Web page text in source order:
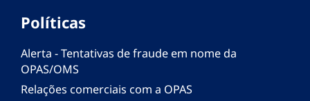
Políticas
Alerta - Tentativas de fraude em nome da
OPAS/OMS
Relações comerciais com a OPAS